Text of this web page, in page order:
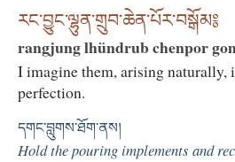
རང་བྱུང་ལྷུན་གྲུབ་ཆེན་པོར་བསྒོམ༔
rangjung lhündrub chenpor
I imagine them, arising naturally,
perfection.
དགང་བླུགས་ཐོག་ནས།
Hold the pouring implements and